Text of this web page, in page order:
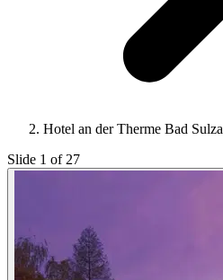
Hotel an der Therme Bad Sulza
Slide 1 of 27